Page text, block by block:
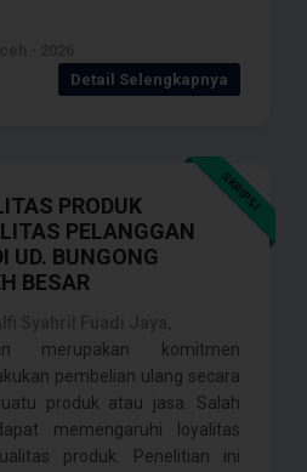
Detail Selengkapnya
SKRIPSI
PRODUK
PELANGGAN
UD. BUNGONG
BESAR
merupakan komitmen
pembelian ulang secara
produk atau jasa. Salah
memengaruhi loyalitas
produk. Penelitian ini